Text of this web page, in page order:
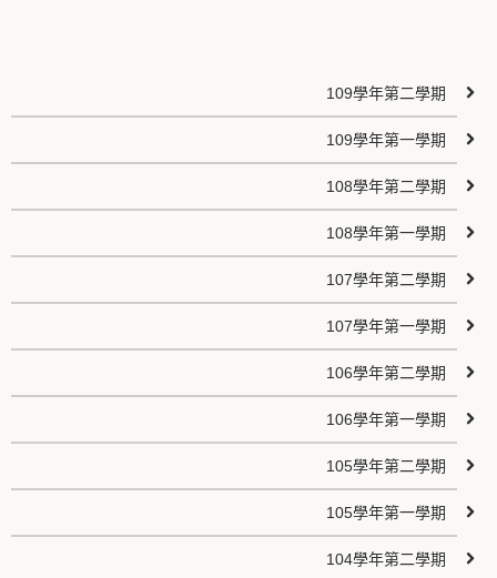
109學年第二學期
109學年第一學期
108學年第二學期
108學年第一學期
107學年第二學期
107學年第一學期
106學年第二學期
106學年第一學期
105學年第二學期
105學年第一學期
104學年第二學期